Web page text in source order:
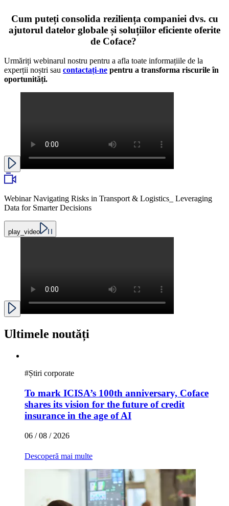
Cum puteți consolida reziliența companiei dvs. cu
ajutorul datelor globale și soluțiilor eficiente oferite
de Coface?
Urmăriți webinarul nostru pentru a afla toate informațiile de la
experții noștri sau contactați-ne pentru a transforma riscurile în
oportunități.
Webinar Navigating Risks in Transport & Logistics_ Leveraging
Data for Smarter Decisions
play_video
Ultimele noutăți
#Știri corporate
To mark ICISA’s 100th anniversary, Coface
shares its vision for the future of credit
insurance in the age of AI
06 / 08 / 2026
Descoperă mai multe